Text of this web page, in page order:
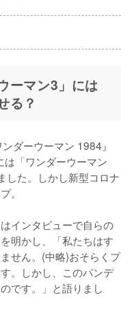
ーマン3」には
る？
ダーウーマン 1984』
「ワンダーウーマン
した。しかし新型コロナ
。
インタビューで自らの
明かし、「私たちはす
せん。(中略)おそらくプ
。しかし、このパンデ
です。」と語りまし